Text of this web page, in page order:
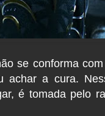
se conforma
achar a cura.
é tomada pelo